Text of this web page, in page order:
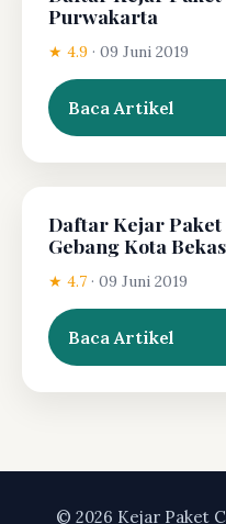
Purwakarta
★ 4.9 · 09 Juni 2019
Baca Artikel
Daftar Kejar
Gebang Kota
★ 4.7 · 09 Juni 2019
Baca Artikel
© 2026 Kejar Paket